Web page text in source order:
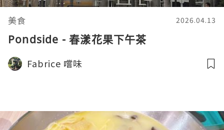
美食 2026.04.13
Pondside - 春漾花果下午茶
Fabrice 嚐味